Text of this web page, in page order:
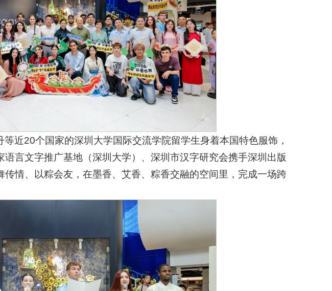
近20个国家的深圳大学国际交流学院留学生身着本国特色服饰，
言文字推广基地（深圳大学）、深圳市汉字研究会携手深圳出版
情、以粽会友，在墨香、艾香、粽香交融的空间里，完成一场跨